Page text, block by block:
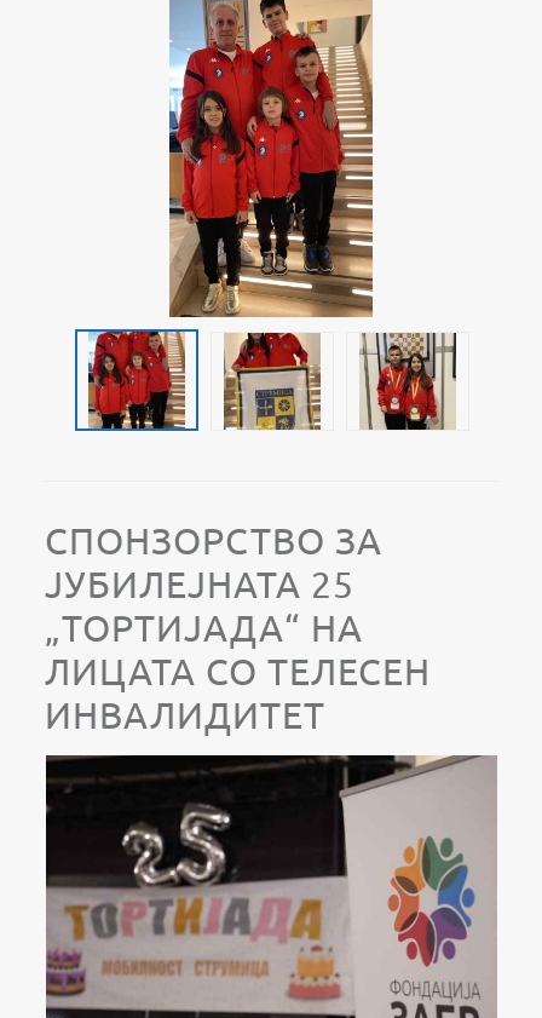
СПОНЗОРСТВО ЗА
ЈУБИЛЕЈНАТА 25
„ТОРТИЈАДА“ НА
ЛИЦАТА СО ТЕЛЕСЕН
ИНВАЛИДИТЕТ